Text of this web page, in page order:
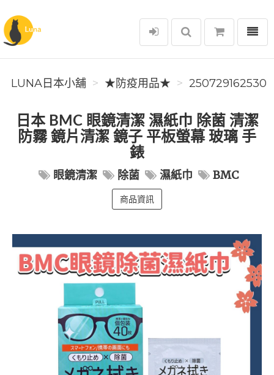
Luna日本小舖
選單
LUNA日本小舖 ★防疫用品★ 250729162530
日本 BMC 眼鏡清潔 濕紙巾 除菌 清潔
防霧 鏡片清潔 鏡子 平板螢幕 玻璃 手
錶
眼鏡清潔 除菌 濕紙巾 BMC
商品資訊